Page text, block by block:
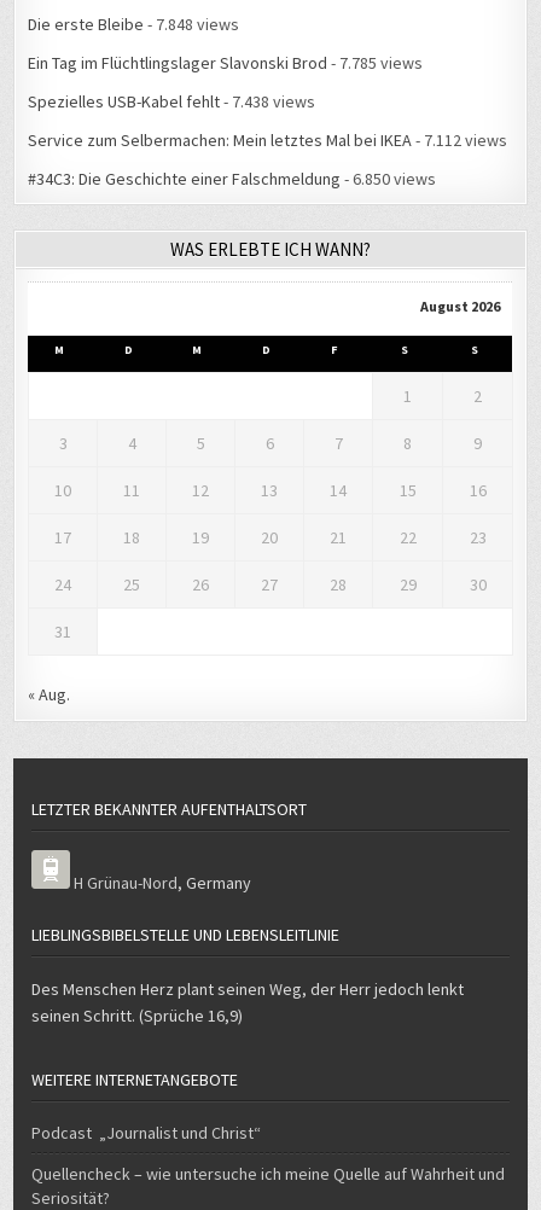
Die erste Bleibe - 7.848 views
Ein Tag im Flüchtlingslager Slavonski Brod - 7.785 views
Spezielles USB-Kabel fehlt- 7.438 views
Service zum Selbermachen: Mein letztes Mal bei IKEA- 7.112 views
#34C3: Die Geschichte einer Falschmeldung - 6.850 views
WAS ERLEBTE ICH WANN?
August 2026
M D M D F S S
1 2
3 4 5 6 7 8 9
10 11 12 13 14 15 16
17 18 19 20 21 22 23
24 25 26 27 28 29 30
31
« Aug.
LETZTER BEKANNTER AUFENTHALTSORT
H Grünau-Nord,Germany
LIEBLINGSBIBELSTELLE UND LEBENSLEITLINIE
Des Menschen Herz plant seinen Weg, der Herr jedoch lenkt
seinen Schritt. (Sprüche 16,9)
WEITERE INTERNETANGEBOTE
Podcast „Journalist und Christ“
Quellencheck – wie untersuche ich meine Quelle auf Wahrheit und
Seriosität?